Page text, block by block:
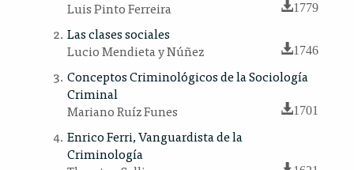
Luis Pinto Ferreira
1779
Las clases sociales
Lucio Mendieta y Núñez
1746
Conceptos Criminológicos de la Sociología
Criminal
Mariano Ruíz Funes
1701
Enrico Ferri, Vanguardista de la
Criminología